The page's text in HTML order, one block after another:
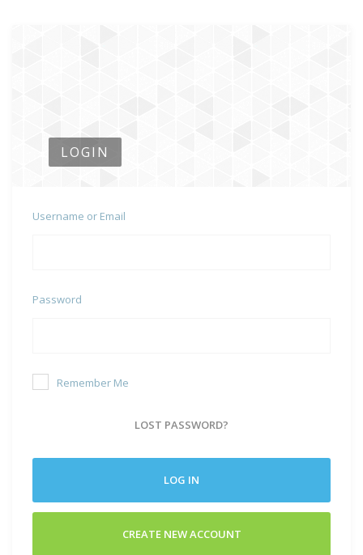
LOGIN
Username or Email
Password
Remember Me
LOST PASSWORD?
LOG IN
CREATE NEW ACCOUNT